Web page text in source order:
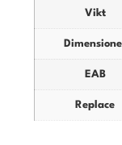
Vikt
EAB
Replace